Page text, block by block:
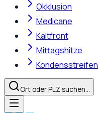
Okklusion
Medicane
Kaltfront
Mittagshitze
Kondensstreifen
Ort oder PLZ suchen…